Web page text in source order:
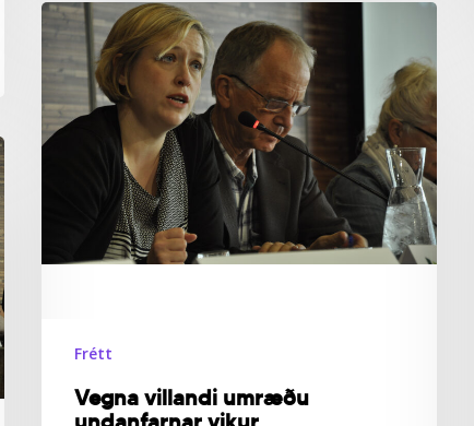
Vegna
villandi
umræðu
undanfarnar
vikur
Frétt
Vegna villandi umræðu